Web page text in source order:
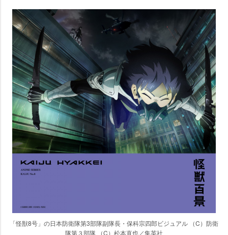
「怪獣8号」の日本防衛隊第3部隊副隊長・保科宗四郎ビジュアル （C）防衛
隊第３部隊 （C）松本直也／集英社